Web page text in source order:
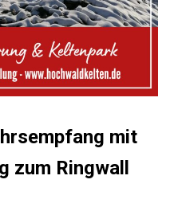
mit
zum Ringwall